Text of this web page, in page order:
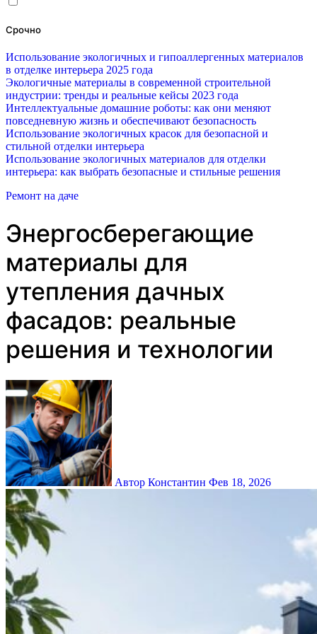
Срочно
Использование экологичных и гипоаллергенных материалов
в отделке интерьера 2025 года
Экологичные материалы в современной строительной
индустрии: тренды и реальные кейсы 2023 года
Интеллектуальные домашние роботы: как они меняют
повседневную жизнь и обеспечивают безопасность
Использование экологичных красок для безопасной и
стильной отделки интерьера
Использование экологичных материалов для отделки
интерьера: как выбрать безопасные и стильные решения
Ремонт на даче
Энергосберегающие
материалы для
утепления дачных
фасадов: реальные
решения и технологии
Автор Константин Фев 18, 2026